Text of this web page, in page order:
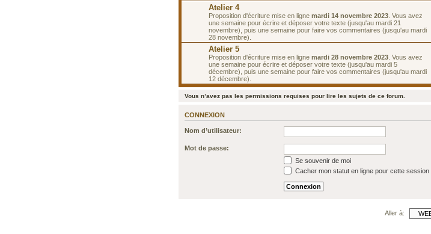
Atelier 4
Proposition d'écriture mise en ligne mardi 14 novembre 2023 . Vous avez
une semaine pour écrire et déposer votre texte (jusqu'au mardi 21
novembre), puis une semaine pour faire vos commentaires (jusqu'au mardi
28 novembre).
Atelier 5
Proposition d'écriture mise en ligne mardi 28 novembre 2023 . Vous avez
une semaine pour écrire et déposer votre texte (jusqu'au mardi 5
décembre), puis une semaine pour faire vos commentaires (jusqu'au mardi
12 décembre).
Vous n’avez pas les permissions requises pour lire les sujets de ce forum.
CONNEXION
Nom d’utilisateur:
Mot de passe:
Se souvenir de moi
Cacher mon statut en ligne pour cette session
Aller à: